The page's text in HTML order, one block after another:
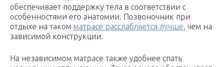
обеспечивает поддержку тела в соответствии с
особенностями его анатомии. Позвоночник при
отдыхе на таком матрасе расслабляется лучше, чем на
зависимой конструкции.
На независимом матрасе также удобнее спать